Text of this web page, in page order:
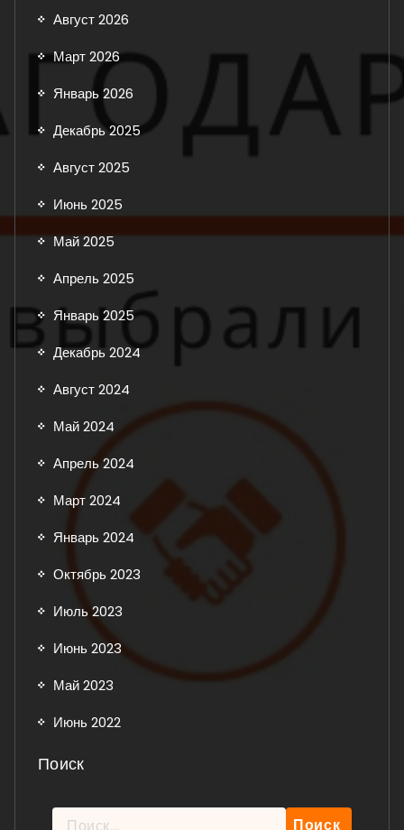
Август 2026
Март 2026
Январь 2026
Декабрь 2025
Август 2025
Июнь 2025
Май 2025
Апрель 2025
Январь 2025
Декабрь 2024
Август 2024
Май 2024
Апрель 2024
Март 2024
Январь 2024
Октябрь 2023
Июль 2023
Июнь 2023
Май 2023
Июнь 2022
Поиск
Найти: